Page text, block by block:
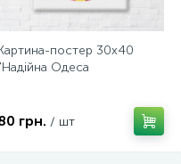
постер 30х40
Одеса
грн. / шт